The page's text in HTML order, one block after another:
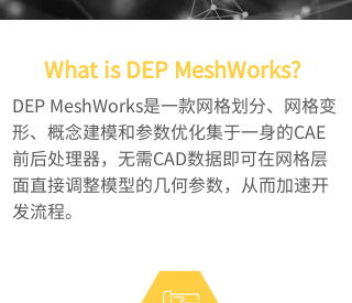
What is DEP MeshWorks?
DEP MeshWorks是一款网格划分、网格变
形、概念建模和参数优化集于一身的CAE
前后处理器，无需CAD数据即可在网格层
面直接调整模型的几何参数，从而加速开
发流程。